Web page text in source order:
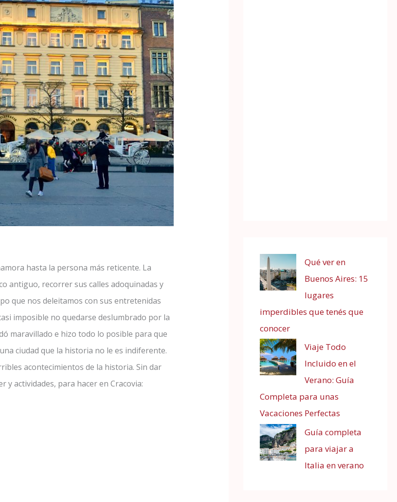
hasta la persona más reticente. La
antiguo, recorrer sus calles adoquinadas y
que nos deleitamos con sus entretenidas
imposible no quedarse deslumbrado por la
maravillado e hizo todo lo posible para que
ciudad que la historia no le es indiferente.
acontecimientos de la historia. Sin dar
y actividades, para hacer en Cracovia:
Qué ver en
Buenos Aires: 15
lugares
imperdibles que tenés que
conocer
Viaje Todo
Incluido en el
Verano: Guía
Completa para unas
Vacaciones Perfectas
Guía completa
para viajar a
Italia en verano